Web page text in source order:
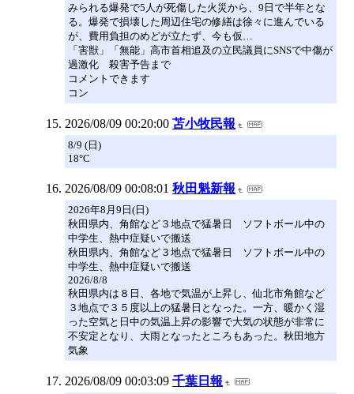
みられる爆発で5人が死傷した火災から、9日で半年とな
る。爆発で損壊した周辺住宅の修繕は徐々に進んでいる
が、費用負担のめどが立たず、今も仮…
「害獣」「無能」高市首相追及の立民議員にSNSで中傷が
過激化 殺害予告まで
コメントできます
コン
2026/08/09 00:20:00 苫小牧民報
8/9 (日)
18°C
2026/08/09 00:08:01 秋田魁新報
2026年8月9日(日)
秋田県内、角館など３地点で猛暑日 ソフトボール中の
中学生、熱中症疑いで搬送
秋田県内、角館など３地点で猛暑日 ソフトボール中の
中学生、熱中症疑いで搬送
2026/8/8
秋田県内は８日、各地で気温が上昇し、仙北市角館など
３地点で３５度以上の猛暑日となった。一方、暖かく湿
った空気と日中の気温上昇の影響で大気の状態が非常に
不安定となり、大雨となったところもあった。秋田地方
気象
2026/08/09 00:03:09 千葉日報